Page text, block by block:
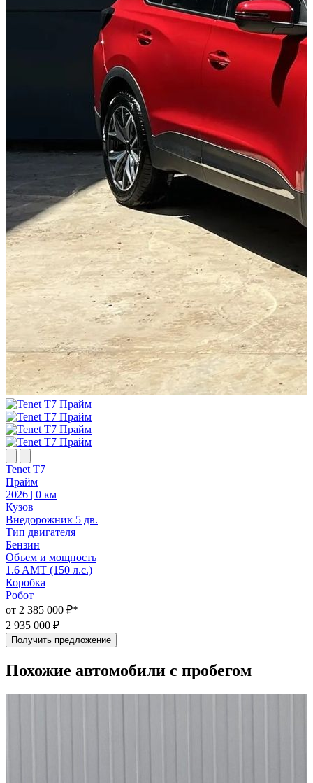
Tenet T7
Прайм
2026 | 0 км
Кузов
Внедорожник 5 дв.
Тип двигателя
Бензин
Объем и мощность
1.6 AMT (150 л.с.)
Коробка
Робот
от 2 385 000 ₽*
2 935 000 ₽
Получить предложение
Похожие автомобили с пробегом